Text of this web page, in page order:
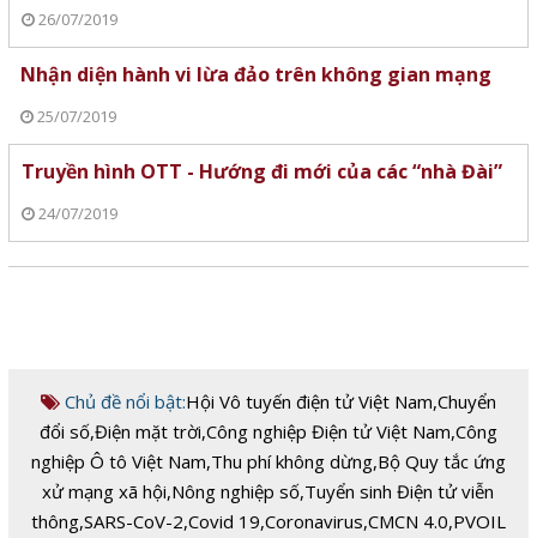
26/07/2019
Nhận diện hành vi lừa đảo trên không gian mạng
25/07/2019
Truyền hình OTT - Hướng đi mới của các “nhà Đài”
24/07/2019
Chủ đề nổi bật:Hội Vô tuyến điện tử Việt Nam,Chuyển
đổi số,Điện mặt trời,Công nghiệp Điện tử Việt Nam,Công
nghiệp Ô tô Việt Nam,Thu phí không dừng,Bộ Quy tắc ứng
xử mạng xã hội,Nông nghiệp số,Tuyển sinh Điện tử viễn
thông,SARS-CoV-2,Covid 19,Coronavirus,CMCN 4.0,PVOIL